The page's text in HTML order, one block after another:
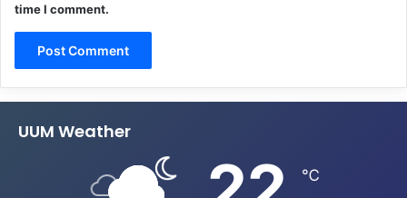
time I comment.
UUM Weather
℃